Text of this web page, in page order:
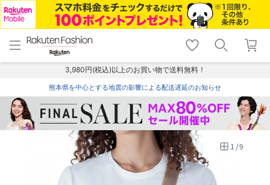
menu home
トップ
shopping_cart lock_outline
ログイン
3,980円(税込)以上のお買い物で送料無料！
熊本県を中心とする地震の影響による配送遅延のお知らせ
1 /9